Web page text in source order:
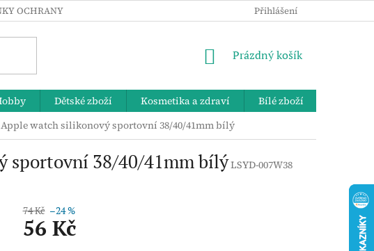
OCHRANY OSOBNÍCH ÚDAJŮ ZPĚTNÝ ODBĚR
Přihlášení
NÁKUPNÍ
Prázdný košík
Dětské zboží Kosmetika a zdraví Bílé zboží
watch silikonový sportovní 38/40/41mm bílý
sportovní 38/40/41mm bílýLSYD-007W38
74 Kč –24 %
56 Kč